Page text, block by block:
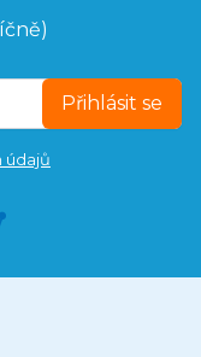
Přihlásit se
údajů